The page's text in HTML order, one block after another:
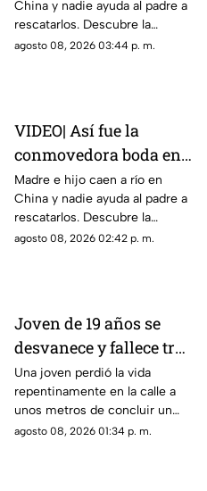
esta indignante razón
China y nadie ayuda al padre a
rescatarlos. Descubre la
polémica ley que castiga a los
agosto 08, 2026 03:44 p. m.
VIDEO| Así fue la
conmovedora boda en
México que le dio un
final feliz a Mitsuri y
Obana
Madre e hijo caen a río en
China y nadie ayuda al padre a
rescatarlos. Descubre la
polémica ley que castiga a los
agosto 08, 2026 02:42 p. m.
Joven de 19 años se
desvanece y fallece tras
ponerse uñas en
Coahuila
Una joven perdió la vida
repentinamente en la calle a
unos metros de concluir un
servicio de uñas. Autoridades
agosto 08, 2026 01:34 p. m.